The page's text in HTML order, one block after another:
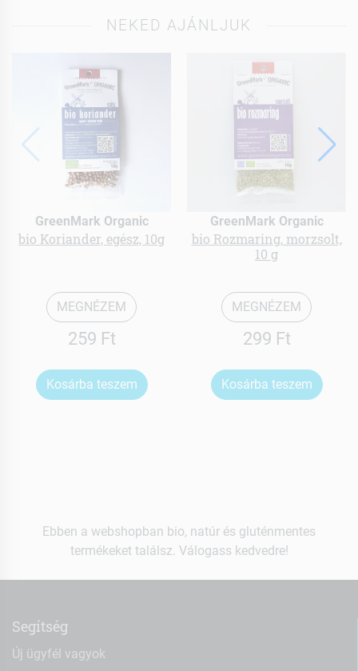
NEKED AJÁNLJUK
GreenMark Organic
bio Koriander, egész, 10g
MEGNÉZEM
259 Ft
Kosárba teszem
GreenMark Organic
bio Rozmaring, morzsolt,
10 g
MEGNÉZEM
299 Ft
Kosárba teszem
Ebben a webshopban bio, natúr és gluténmentes
termékeket találsz. Válogass kedvedre!
Segítség
Új ügyfél vagyok